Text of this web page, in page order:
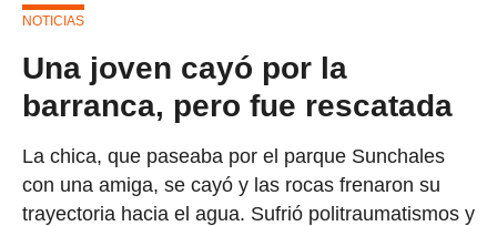
NOTICIAS
Una joven cayó por la
barranca, pero fue rescatada
La chica, que paseaba por el parque Sunchales
con una amiga, se cayó y las rocas frenaron su
trayectoria hacia el agua. Sufrió politraumatismos y